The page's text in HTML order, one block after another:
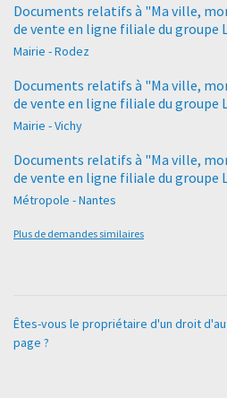
Documents relatifs à "Ma ville,
de vente en ligne filiale du groupe
Mairie - Rodez
Documents relatifs à "Ma ville,
de vente en ligne filiale du groupe
Mairie - Vichy
Documents relatifs à "Ma ville,
de vente en ligne filiale du groupe
Métropole - Nantes
Plus de demandes similaires
Êtes-vous le propriétaire d'un droit
page ?